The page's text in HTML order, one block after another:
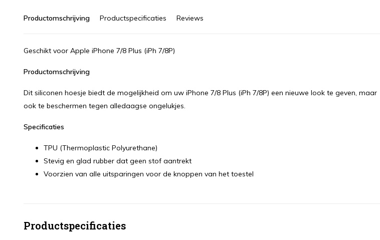
Productomschrijving Productspecificaties Reviews
Geschikt voor Apple iPhone 7/8 Plus (iPh 7/8P)
Productomschrijving
Dit siliconen hoesje biedt de mogelijkheid om uw iPhone 7/8 Plus (iPh 7/8P) een nieuwe look te geven, maar
ook te beschermen tegen alledaagse ongelukjes.
Specificaties
TPU (Thermoplastic Polyurethane)
Stevig en glad rubber dat geen stof aantrekt
Voorzien van alle uitsparingen voor de knoppen van het toestel
Productspecificaties